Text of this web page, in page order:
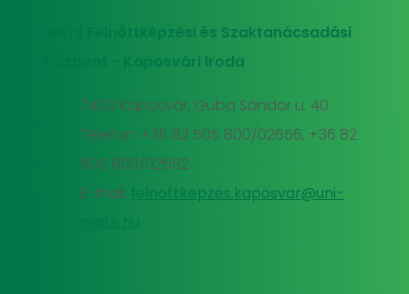
MATE Felnőttképzési és Szaktanácsadási
Központ - Kaposvári iroda
7400 Kaposvár, Guba Sándor u. 40.
Telefon: +36 82 505 800/02656, +36 82
505 800/02652
E-mail:
felnottkepzes.kaposvar@uni-